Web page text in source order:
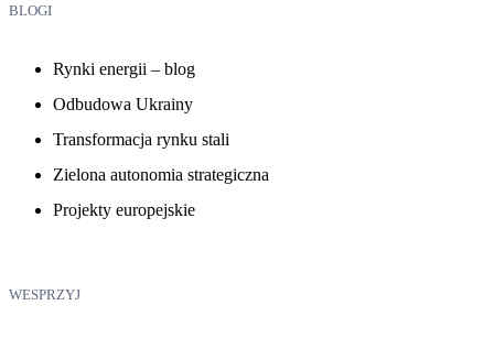
BLOGI
Rynki energii – blog
Odbudowa Ukrainy
Transformacja rynku stali
Zielona autonomia strategiczna
Projekty europejskie
WESPRZYJ